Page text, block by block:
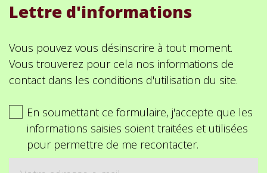
Lettre d'informations
Vous pouvez vous désinscrire à tout moment.
Vous trouverez pour cela nos informations de
contact dans les conditions d'utilisation du site.
En soumettant ce formulaire, j'accepte que les
informations saisies soient traitées et utilisées
pour permettre de me recontacter.